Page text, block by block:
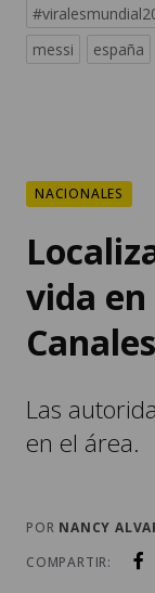
messi
españa
NACIONALES
vida
Canales
Las
en el área.
POR NANCY
COMPARTIR: